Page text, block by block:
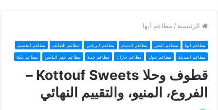
الرئيسية / مطاعم أبها
مطاعم أبها مطاعم الخبر مطاعم الدمام مطاعم الرياض مطاعم الطائف مطاعم القصيم
مطاعم المدينة مطاعم تبوك مطاعم جازان مطاعم جدة مطاعم حفر الباطن مطاعم مكة
قطوف وحلا Kottouf Sweets –
الفروع، المنيو، والتقييم النهائي